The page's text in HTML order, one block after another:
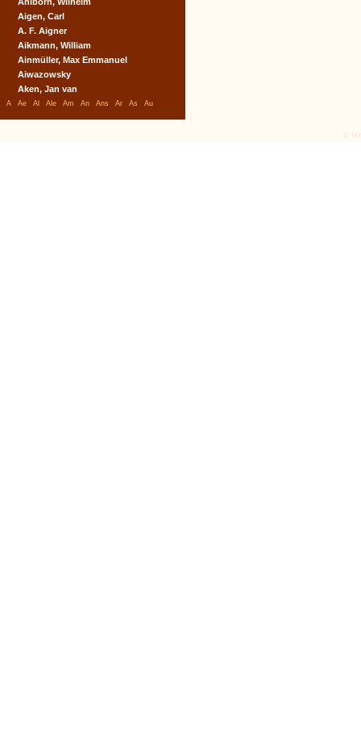
Aigen, Carl
A. F. Aigner
Aikmann, William
Ainmüller, Max Emmanuel
Aiwazowsky
Aken, Jan van
A Ae Al Ale Am An Ans Ar As Au